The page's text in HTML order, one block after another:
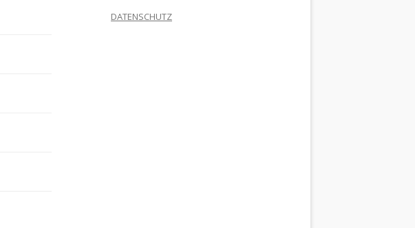
DATENSCHUTZ